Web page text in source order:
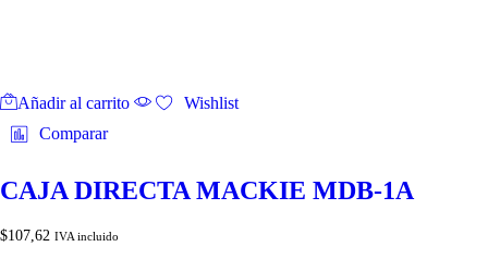
Añadir al carrito
Wishlist
Comparar
CAJA DIRECTA MACKIE MDB-1A
$107,62 IVA incluido